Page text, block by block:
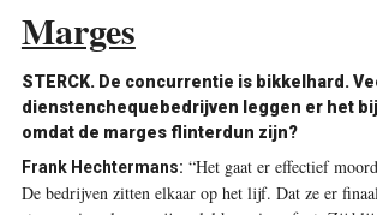
Marges
STERCK. De concurrentie is bikkelhard.
dienstenchequebedrijven leggen er het
omdat de marges flinterdun zijn?
Frank Hechtermans: “Het gaat er effectief
De bedrijven zitten elkaar op het lijf. Dat ze er